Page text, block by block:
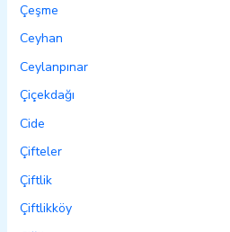
Çeşme
Ceyhan
Ceylanpınar
Çiçekdağı
Cide
Çifteler
Çiftlik
Çiftlikköy